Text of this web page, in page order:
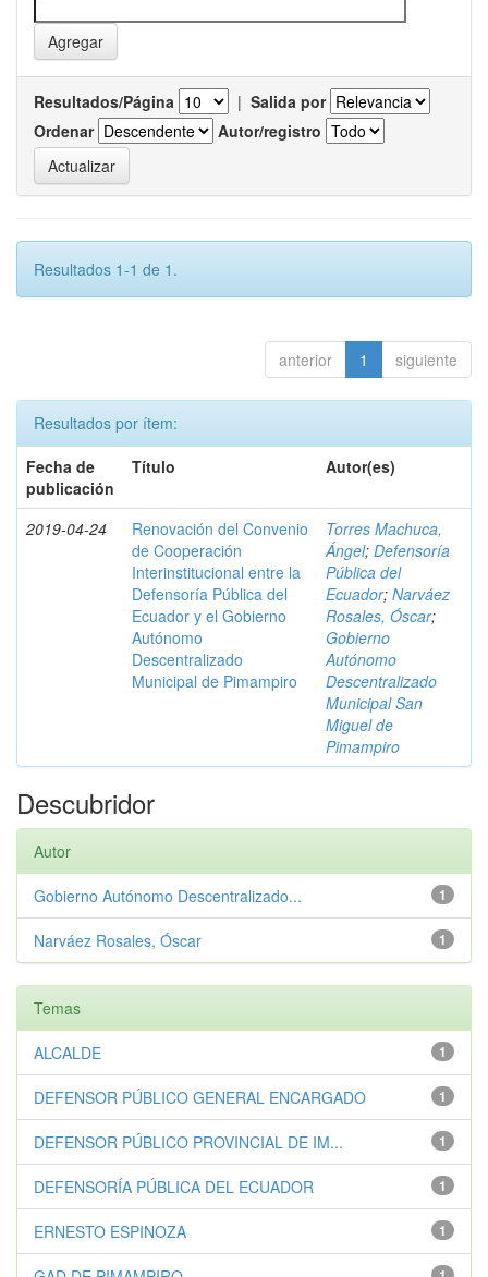
Resultados/Página | Salida por
Ordenar
Autor/registro
Resultados 1-1 de 1.
anterior 1 siguiente
Resultados por ítem:
Fecha de
publicación
Título Autor(es)
2019-04-24
Renovación del Convenio
de Cooperación
Interinstitucional entre la
Defensoría Pública del
Ecuador y el Gobierno
Autónomo
Descentralizado
Municipal de Pimampiro
Torres Machuca,
Ángel; Defensoría
Pública del
Ecuador; Narváez
Rosales, Óscar;
Gobierno
Autónomo
Descentralizado
Municipal San
Miguel de
Pimampiro
Descubridor
Autor
1
Gobierno Autónomo Descentralizado...
1
Narváez Rosales, Óscar
Temas
1
ALCALDE
1
DEFENSOR PÚBLICO GENERAL ENCARGADO
1
DEFENSOR PÚBLICO PROVINCIAL DE IM...
1
DEFENSORÍA PÚBLICA DEL ECUADOR
1
ERNESTO ESPINOZA